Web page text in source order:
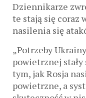
Dziennikarze
te stają się coraz
nasilenia się
„Potrzeby
powietrznej
tym, jak Rosja
powietrzne, a